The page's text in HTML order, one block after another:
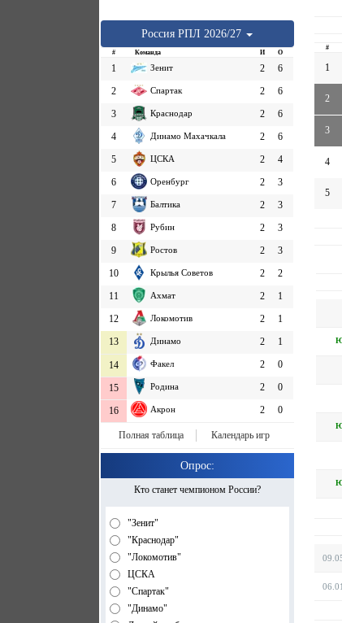
Россия РПЛ 2026/27
# Команда И О
1 Зенит 2
6
2
Спартак 2
6
3
Краснодар 2
6
4
Динамо Махачкала 2
6
5
ЦСКА 2
4
6
Оренбург 2
3
7
Балтика 2
3
8
Рубин 2
3
9
Ростов 2
3
10
Крылья Советов 2
2
11
Ахмат 2
1
12
Локомотив 2
1
13
Динамо 2 1
14 Факел 2 0
15 Родина 2 0
16 Акрон 2 0
Полная таблица Календарь игр
Опрос:
Кто станет чемпионом России?
"Зенит"
"Краснодар"
"Локомотив"
ЦСКА
"Спартак"
"Динамо"
#
1
2
3
4
5